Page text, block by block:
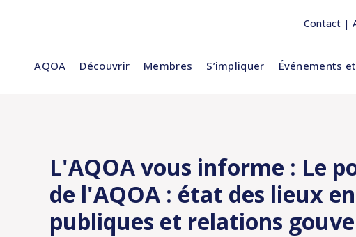
Contact |
AQOA Découvrir Membres S’impliquer Événements
L'AQOA vous informe : Le
de l'AQOA : état des lieux
publiques et relations